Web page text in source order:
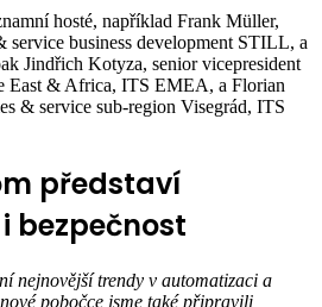
hosté, například Frank Müller,
service business development STILL, a
Jindřich Kotyza, senior vicepresident
East & Africa, ITS EMEA, a Florian
& service sub-region Visegrád, ITS
představí
bezpečnost
nejnovější trendy v automatizaci a
pobočce jsme také připravili